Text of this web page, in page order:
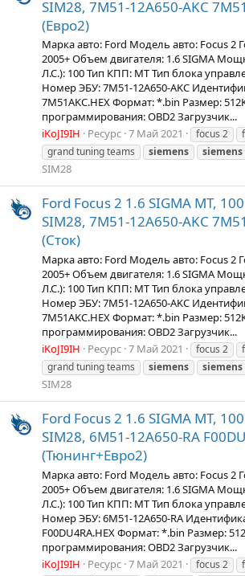
SIM28, 7M51-12A650-AKC
(Евро2)
Марка авто: Ford Модель авто: Focus 2
2005+ Объем двигателя: 1.6 SIGMA
Л.С.): 100 Тип КПП: MT Тип блока
Номер ЭБУ: 7M51-12A650-AKC
7M51AKC.HEX Формат: *.bin Размер:
программирования: OBD2 Загрузчик...
iKoJI9IH
Ресурс 7 Май 2021 focus 2
grand tuning teams
siemens siemens
SIM28
Ford Focus 2 1.6 SIGMA MT,
SIM28, 7M51-12A650-AKC
(Сток)
Марка авто: Ford Модель авто: Focus 2
2005+ Объем двигателя: 1.6 SIGMA
Л.С.): 100 Тип КПП: MT Тип блока
Номер ЭБУ: 7M51-12A650-AKC
7M51AKC.HEX Формат: *.bin Размер:
программирования: OBD2 Загрузчик...
iKoJI9IH
Ресурс 7 Май 2021 focus 2
grand tuning teams
siemens siemens
SIM28
Ford Focus 2 1.6 SIGMA MT,
SIM28, 6M51-12A650-RA
(Тюнинг+Евро2)
Марка авто: Ford Модель авто: Focus 2
2005+ Объем двигателя: 1.6 SIGMA
Л.С.): 100 Тип КПП: MT Тип блока
Номер ЭБУ: 6M51-12A650-RA
F00DU4RA.HEX Формат: *.bin Размер:
программирования: OBD2 Загрузчик...
iKoJI9IH
Ресурс 7 Май 2021 focus 2